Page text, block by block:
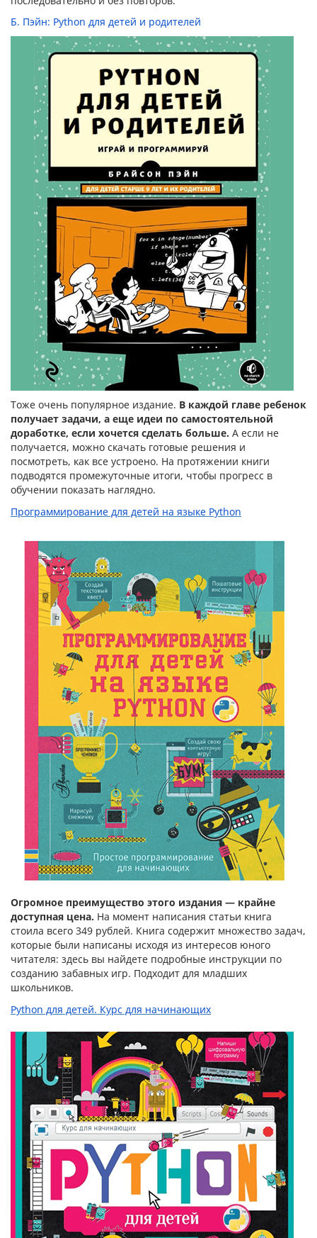
Б. Пэйн: Python для детей и родителей
Тоже очень популярное издание. В каждой главе ребенок
получает задачи, а еще идеи по самостоятельной
доработке, если хочется сделать больше. А если не
получается, можно скачать готовые решения и
посмотреть, как все устроено. На протяжении книги
подводятся промежуточные итоги, чтобы прогресс в
обучении показать наглядно.
Программирование для детей на языке Python
Огромное преимущество этого издания — крайне
доступная цена. На момент написания статьи книга
стоила всего 349 рублей. Книга содержит множество задач,
которые были написаны исходя из интересов юного
читателя: здесь вы найдете подробные инструкции по
созданию забавных игр. Подходит для младших
школьников.
Python для детей. Курс для начинающих